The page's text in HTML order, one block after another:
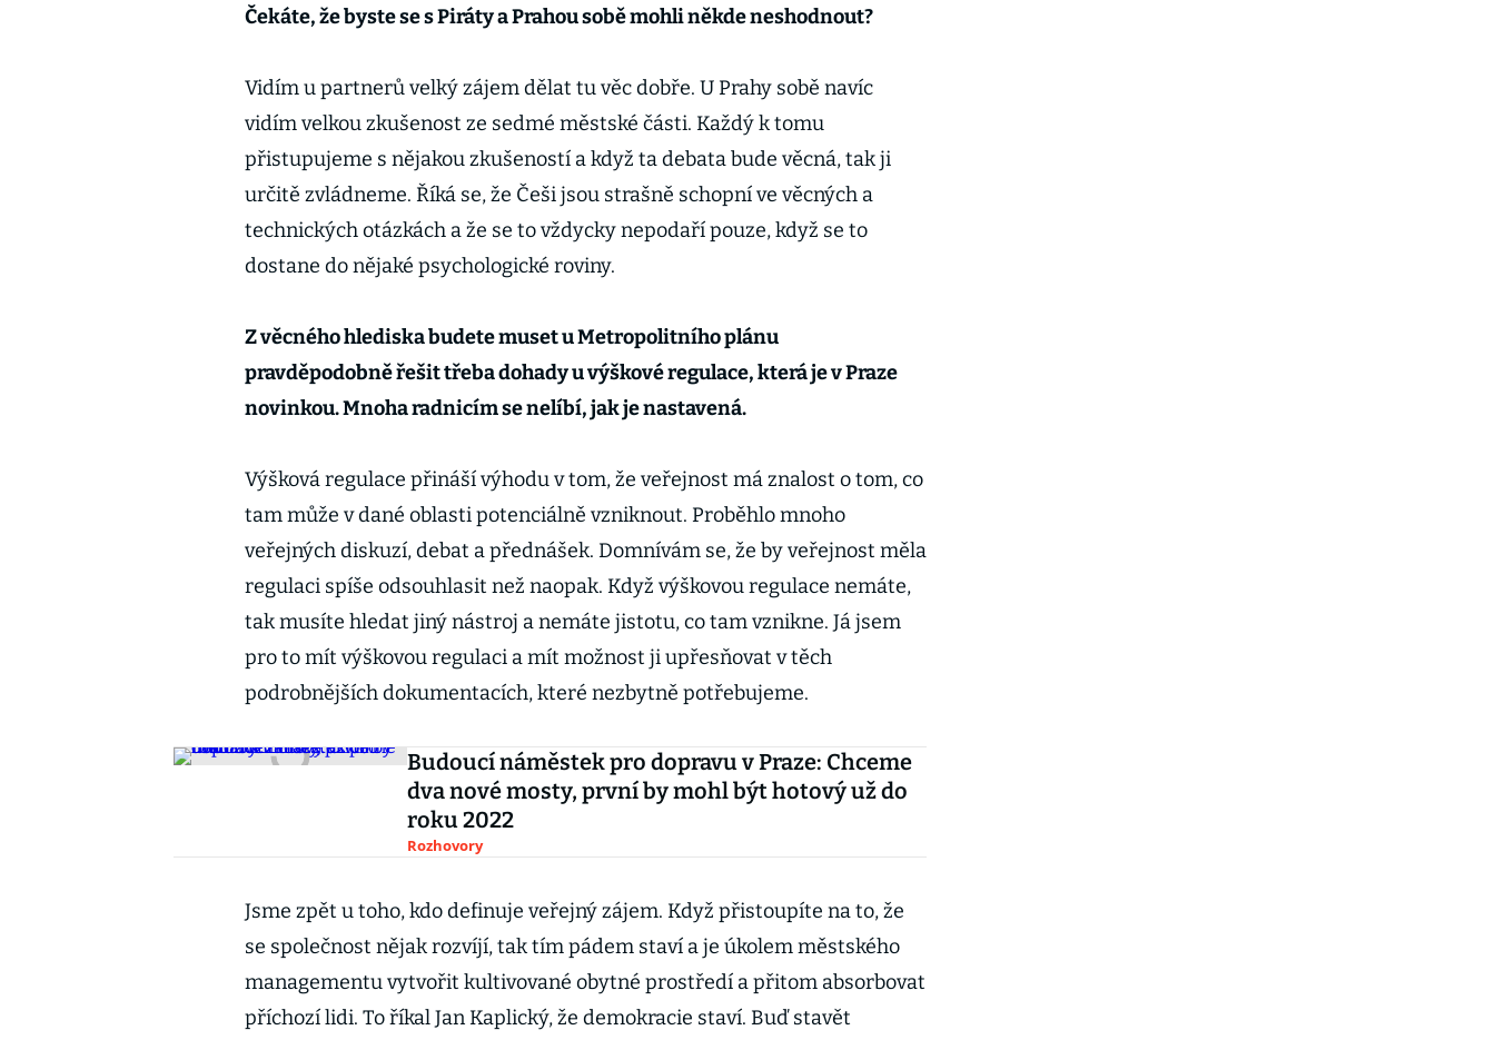
Čekáte, že byste se s Piráty a Prahou sobě mohli někde neshodnout?
Vidím u partnerů velký zájem dělat tu věc dobře. U Prahy sobě navíc
vidím velkou zkušenost ze sedmé městské části. Každý k tomu
přistupujeme s nějakou zkušeností a když ta debata bude věcná, tak ji
určitě zvládneme. Říká se, že Češi jsou strašně schopní ve věcných a
technických otázkách a že se to vždycky nepodaří pouze, když se to
dostane do nějaké psychologické roviny.
Z věcného hlediska budete muset u Metropolitního plánu
pravděpodobně řešit třeba dohady u výškové regulace, která je v Praze
novinkou. Mnoha radnicím se nelíbí, jak je nastavená.
Výšková regulace přináší výhodu v tom, že veřejnost má znalost o tom, co
tam může v dané oblasti potenciálně vzniknout. Proběhlo mnoho
veřejných diskuzí, debat a přednášek. Domnívám se, že by veřejnost měla
regulaci spíše odsouhlasit než naopak. Když výškovou regulace nemáte,
tak musíte hledat jiný nástroj a nemáte jistotu, co tam vznikne. Já jsem
pro to mít výškovou regulaci a mít možnost ji upřesňovat v těch
podrobnějších dokumentacích, které nezbytně potřebujeme.
Budoucí náměstek pro dopravu v Praze: Chceme
dva nové mosty, první by mohl být hotový už do
roku 2022
Rozhovory
Jsme zpět u toho, kdo definuje veřejný zájem. Když přistoupíte na to, že
se společnost nějak rozvíjí, tak tím pádem staví a je úkolem městského
managementu vytvořit kultivované obytné prostředí a přitom absorbovat
příchozí lidi. To říkal Jan Kaplický, že demokracie staví. Buď stavět